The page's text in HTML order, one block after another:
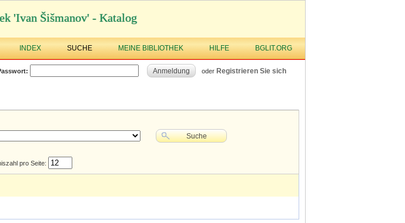
'Ivan Šišmanov' - Katalog
INDEX SUCHE MEINE BIBLIOTHEK HILFE BGLIT.ORG
Anmeldung oder Registrieren Sie sich
Suche
pro Seite: